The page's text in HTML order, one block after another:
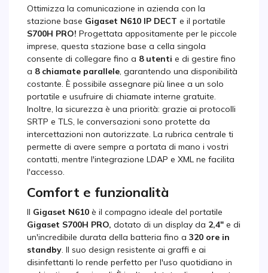
Ottimizza la comunicazione in azienda con la
stazione base Gigaset N610 IP DECT e il portatile
S700H PRO! Progettata appositamente per le piccole
imprese, questa stazione base a cella singola
consente di collegare fino a 8 utenti e di gestire fino
a 8 chiamate parallele , garantendo una disponibilità
costante. È possibile assegnare più linee a un solo
portatile e usufruire di chiamate interne gratuite.
Inoltre, la sicurezza è una priorità: grazie ai protocolli
SRTP e TLS, le conversazioni sono protette da
intercettazioni non autorizzate. La rubrica centrale ti
permette di avere sempre a portata di mano i vostri
contatti, mentre l'integrazione LDAP e XML ne facilita
l'accesso.
Comfort e funzionalità
Il Gigaset N610 è il compagno ideale del portatile
Gigaset S700H PRO, dotato di un display da 2,4" e di
un'incredibile durata della batteria fino a 320 ore in
standby . Il suo design resistente ai graffi e ai
disinfettanti lo rende perfetto per l'uso quotidiano in